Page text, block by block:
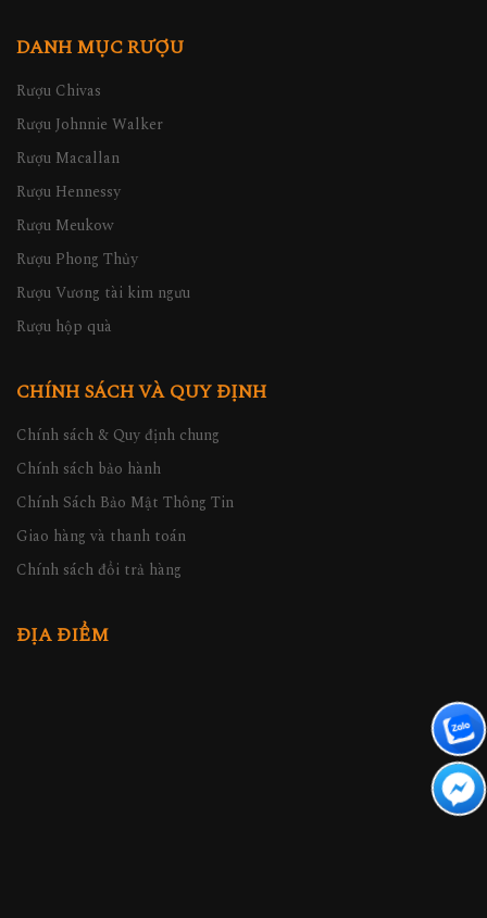
DANH MỤC RƯỢU
Rượu Chivas
Rượu Johnnie Walker
Rượu Macallan
Rượu Hennessy
Rượu Meukow
Rượu Phong Thủy
Rượu Vương tài kim ngưu
Rượu hộp quà
CHÍNH SÁCH VÀ QUY ĐỊNH
Chính sách & Quy định chung
Chính sách bảo hành
Chính Sách Bảo Mật Thông Tin
Giao hàng và thanh toán
Chính sách đổi trả hàng
ĐỊA ĐIỂM